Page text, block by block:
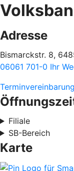
Adresse
Bismarckstr. 8,
06061 701-0 Ihr
Terminvereinbarung
Filiale
SB-Bereich
Karte